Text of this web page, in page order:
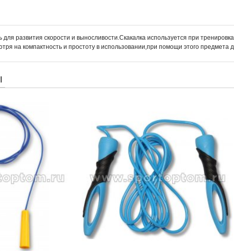
для развития скорости и выносливости.Скакалка используется при
на компактность и простоту в использовании,при помощи этого